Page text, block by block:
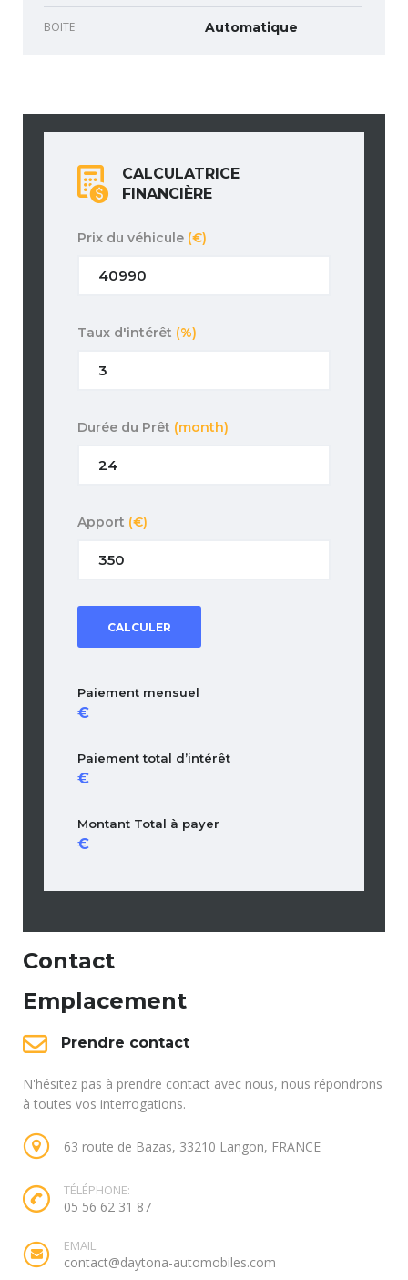
BOITE Automatique
CALCULATRICE
FINANCIÈRE
Prix du véhicule (€)
Taux d'intérêt (%)
Durée du Prêt (month)
Apport (€)
CALCULER
Paiement mensuel
Paiement total d’intérêt
Montant Total à payer
Contact
Emplacement
Prendre contact
N'hésitez pas à prendre contact avec nous, nous répondrons
à toutes vos interrogations.
63 route de Bazas, 33210 Langon, FRANCE
TÉLÉPHONE:
05 56 62 31 87
EMAIL:
contact@daytona-automobiles.com